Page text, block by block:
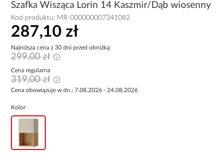
Szafka Wisząca Lorin 14 Kaszmir/Dąb wiosenny
Kod produktu: MR-000000007341082
287,10 zł
Najniższa cena z 30 dni przed obniżką:
299,00 zł
Cena regularna
319,00 zł
Cena obowiązuje w dn.: 7.08.2026 - 24.08.2026
Kolor